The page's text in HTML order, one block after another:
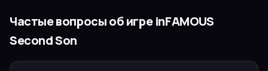
Частые вопросы об игреinFAMOUS
Second Son